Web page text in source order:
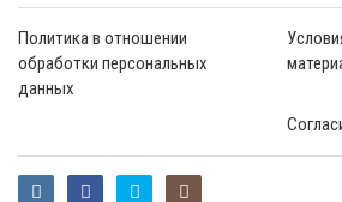
Политика в отношении
обработки персональных
данных